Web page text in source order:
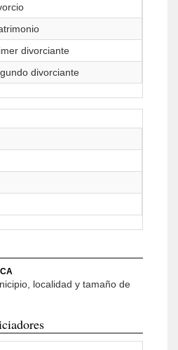
divorciante
divorciante
localidad y tamaño de